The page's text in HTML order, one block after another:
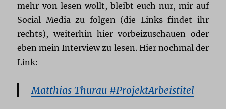
mehr von lesen wollt, bleibt euch nur, mir auf
Social Media zu folgen (die Links findet ihr
rechts), weiterhin hier vorbeizuschauen oder
eben mein Interview zu lesen. Hier nochmal der
Link:
Matthias Thurau #ProjektArbeistitel